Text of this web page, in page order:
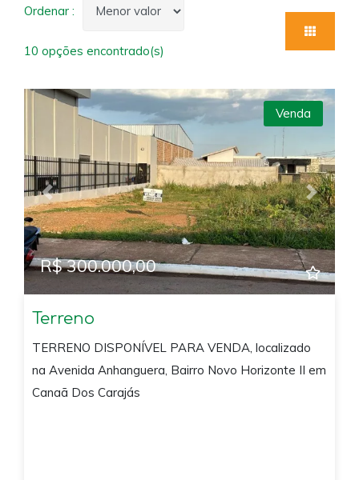
Ordenar :
10 opções encontrado(s)
Previous Next
Venda
R$ 300.000,00
Terreno
TERRENO DISPONÍVEL PARA VENDA, localizado
na Avenida Anhanguera, Bairro Novo Horizonte II em
Canaã Dos Carajás